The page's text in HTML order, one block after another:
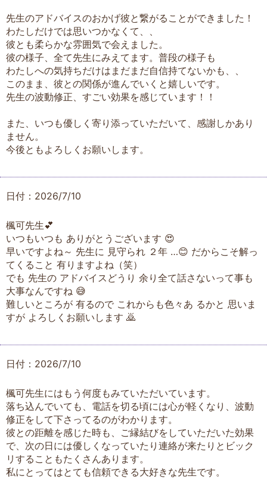
先生のアドバイスのおかげ彼と繋がることができました！
わたしだけでは思いつかなくて、、
彼とも柔らかな雰囲気で会えました。
彼の様子、全て先生にみえてます。普段の様子も
わたしへの気持ちだけはまだまだ自信持てないかも、、
このまま、彼との関係が進んでいくと嬉しいです。
先生の波動修正、すごい効果を感じています！！
また、いつも優しく寄り添っていただいて、感謝しかあり
ません。
今後ともよろしくお願いします。
日付：2026/7/10
楓可先生💕
いつもいつも ありがとうございます 😍
早いですよね～ 先生に 見守られ ２年 …😊 だからこそ解っ
てくること 有りますよね（笑）
でも 先生の アドバイスどうり 余り全て話さないって事も
大事なんですね 😅
難しいところが 有るので これからも色々あ るかと 思いま
すが よろしくお願いします 🙇
日付：2026/7/10
楓可先生にはもう何度もみていただいています。
落ち込んでいても、電話を切る頃には心が軽くなり、波動
修正をして下さってるのがわかります。
彼との距離を感じた時も、ご縁結びをしていただいた効果
で、次の日には優しくなっていたり連絡が来たりとビック
リすることもたくさんあります。
私にとってはとても信頼できる大好きな先生です。